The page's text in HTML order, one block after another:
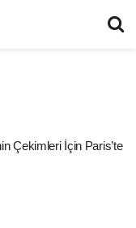
Çekimleri İçin Paris’te